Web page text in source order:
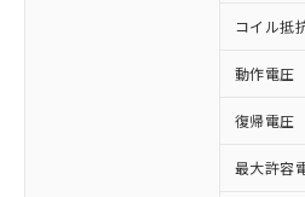
コイル抵
動作電圧
復帰電圧
最大許容